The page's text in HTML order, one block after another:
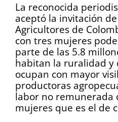
La reconocida
aceptó la invitación
Agricultores de
con tres mujeres
parte de las 5.8
habitan la ruralidad y
ocupan con mayor
productoras
labor no remunerada
mujeres que es el de